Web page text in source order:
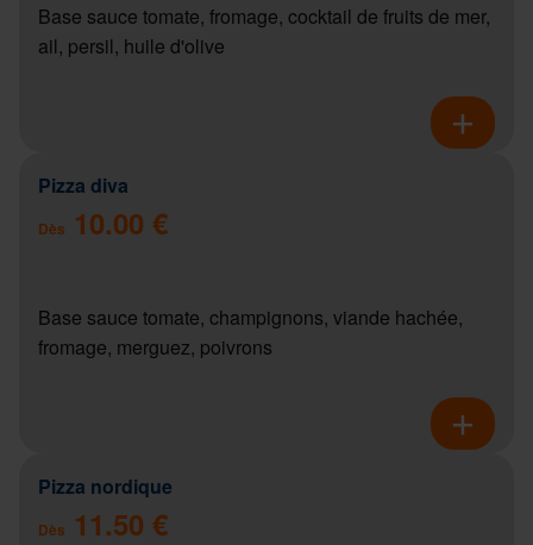
Base sauce tomate, fromage, cocktail de fruits de mer,
ail, persil, huile d'olive
Pizza diva
Dès 10.00 €
Base sauce tomate, champignons, viande hachée,
fromage, merguez, poivrons
Pizza nordique
Dès 11.50 €